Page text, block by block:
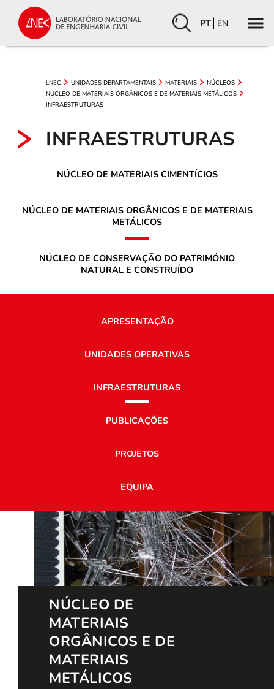
PT EN
LNEC UNIDADES DEPARTAMENTAIS MATERIAIS
NÚCLEOS
NÚCLEO DE MATERIAIS ORGÂNICOS E DE MATERIAIS METÁLICOS
INFRAESTRUTURAS
INFRAESTRUTURAS
NÚCLEO DE MATERIAIS CIMENTÍCIOS
NÚCLEO DE MATERIAIS ORGÂNICOS E DE MATERIAIS
METÁLICOS
NÚCLEO DE CONSERVAÇÃO DO PATRIMÓNIO
NATURAL E CONSTRUÍDO
APRESENTAÇÃO
UNIDADES OPERATIVAS
INFRAESTRUTURAS
PUBLICAÇÕES
PROJETOS
EQUIPA
NÚCLEO DE
MATERIAIS
ORGÂNICOS E DE
MATERIAIS
METÁLICOS